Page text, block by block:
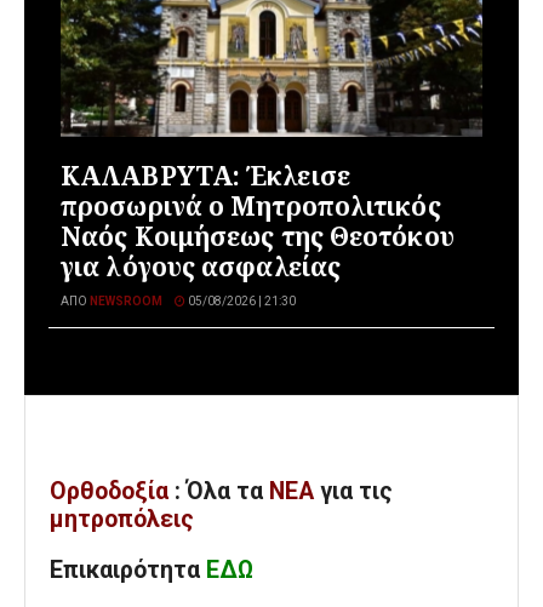
ΚΑΛΑΒΡΥΤΑ: Έκλεισε
προσωρινά ο Μητροπολιτικός
Ναός Κοιμήσεως της Θεοτόκου
για λόγους ασφαλείας
ΑΠΌ NEWSROOM 05/08/2026 | 21:30
Ορθοδοξία : Όλα τα ΝΕΑ για τις
μητροπόλεις
Επικαιρότητα ΕΔΩ